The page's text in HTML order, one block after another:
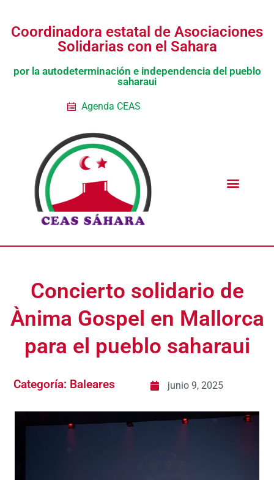
Coordinadora estatal de Asociaciones
Solidarias con el Sahara
por la autodeterminación e independencia del pueblo
saharaui
Agenda CEAS
Concierto solidario de
Ànima Gospel en Mallorca
para el pueblo saharaui
Categoría: Baleares junio 9, 2025